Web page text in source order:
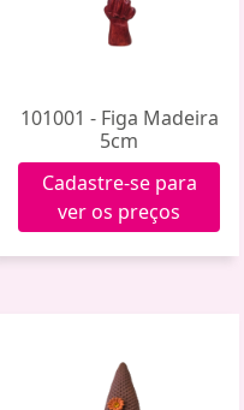
101001 - Figa Madeira
5cm
Cadastre-se para
ver os preços